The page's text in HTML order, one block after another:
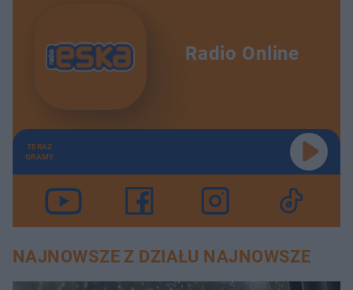
Radio Online
TERAZ
GRAMY
NAJNOWSZE Z DZIAŁU NAJNOWSZE